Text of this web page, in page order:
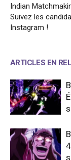
Indian
Suivez les
Instagram !
ARTICLES EN